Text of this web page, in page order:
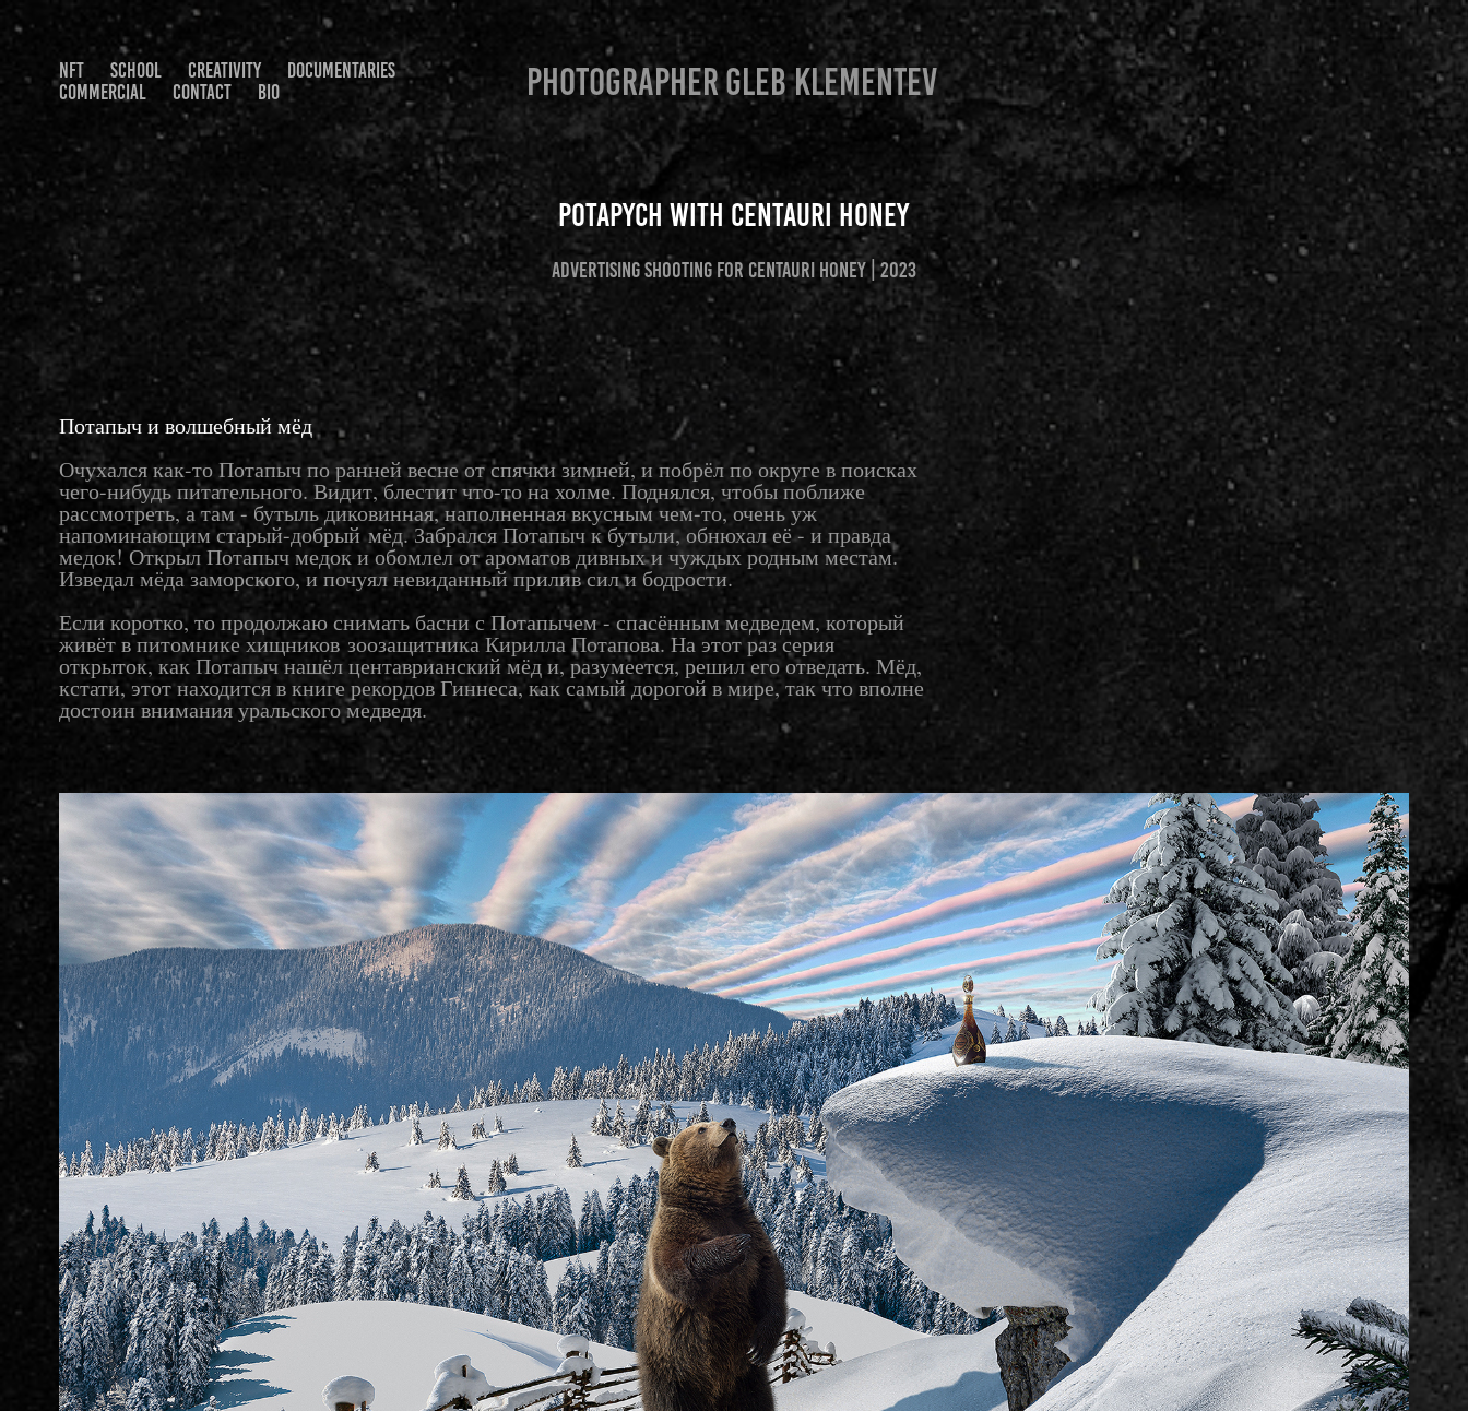
NFT SCHOOL CREATIVITY
DOCUMENTARIES
COMMERCIAL
CONTACT BIO PHOTOGRAPHER GLEB KLEMENTEV
Potapych with Centauri Honey
Advertising shooting for Centauri Honey | 2023
Потапыч и волшебный мёд
Очухался как-то Потапыч по ранней весне от спячки зимней, и побрёл по округе в поисках
чего-нибудь питательного. Видит, блестит что-то на холме. Поднялся, чтобы поближе
рассмотреть, а там - бутыль диковинная, наполненная вкусным чем-то, очень уж
напоминающим старый-добрый мёд. Забрался Потапыч к бутыли, обнюхал её - и правда
медок! Открыл Потапыч медок и обомлел от ароматов дивных и чуждых родным местам.
Изведал мёда заморского, и почуял невиданный прилив сил и бодрости.
Если коротко, то продолжаю снимать басни с Потапычем - спасённым медведем, который
живёт впитомнике хищников зоозащитника Кирилла Потапова. На этот раз серия
открыток, как Потапыч нашёл центаврианский мёд и, разумеется, решил его отведать. Мёд,
кстати, этот находится в книге рекордов Гиннеса, как самый дорогой в мире, так что вполне
достоин внимания уральского медведя.